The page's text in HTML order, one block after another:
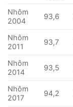
Nhôm
2004
93,6
Nhôm
2011
93,7
Nhôm
2014
93,5
Nhôm
2017
94,2